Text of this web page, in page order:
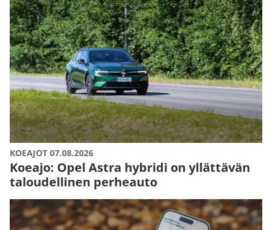
KOEAJOT 07.08.2026
Koeajo: Opel Astra hybridi on yllättävän
taloudellinen perheauto